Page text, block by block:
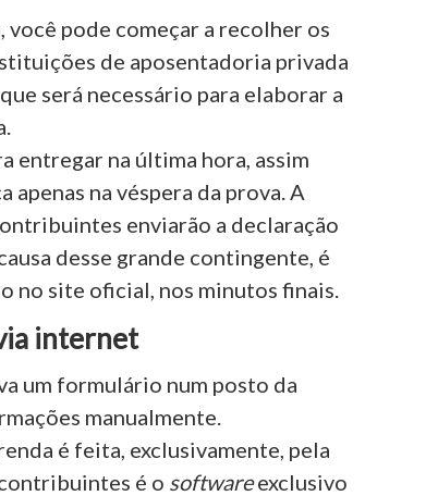
pode começar a recolher os
de aposentadoria privada
será necessário para elaborar a
entregar na última hora, assim
na véspera da prova. A
enviarão a declaração
desse grande contingente, é
no site oficial, nos minutos finais.
internet
um formulário num posto da
manualmente.
é feita, exclusivamente, pela
é o softwareexclusivo